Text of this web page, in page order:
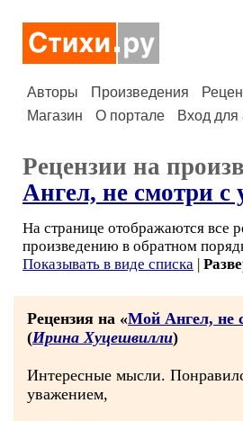
Авторы Произведения
Магазин
О портале Вход для
Рецензии на
Ангел, не смотри с
На странице отображаются все
произведению в обратном
Показывать в виде списка |
Рецензия на «Мой Ангел, не
(Ирина Хуцешвилли)
Интересные мысли.
уважением,